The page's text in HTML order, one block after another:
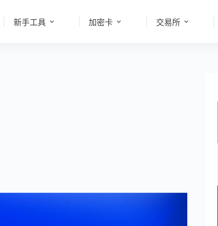
新手工具 加密卡 交易所